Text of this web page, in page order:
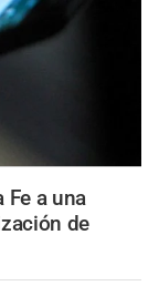
Fe a una
de